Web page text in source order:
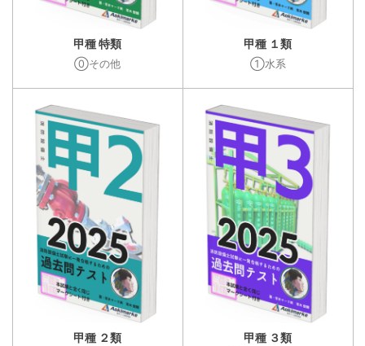
甲種 特類
⓪その他
甲種 １類
①水系
甲種 ２類 甲種 ３類